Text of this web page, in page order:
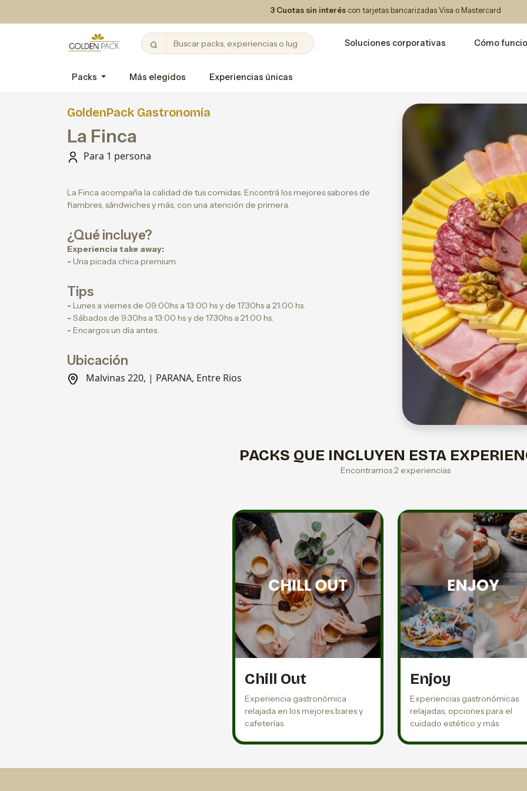
3 Cuotas sin interés con tarjetas bancarizadas Visa o Mastercard
Soluciones corporativas Cómo
Packs Más elegidos Experiencias únicas
GoldenPack Gastronomía
La Finca
Para 1 persona
La Finca acompaña la calidad de tus comidas. Encontrá los mejores sabores de
fiambres, sándwiches y más, con una atención de primera.
¿Qué incluye?
Experiencia take away:
- Una picada chica premium.
Tips
- Lunes a viernes de 09:00hs a 13:00 hs y de 17:30hs a 21:00 hs.
- Sábados de 9:30hs a 13:00 hs y de 17:30hs a 21:00 hs.
- Encargos un día antes.
Ubicación
Malvinas 220, | PARANA, Entre Rios
PACKS QUE INCLUYEN ESTA
Encontramos 2 experiencias
Chill Out
Experiencia gastronómica
relajada en los mejores bares y
cafeterías
Enjoy
Experiencias gastronómicas
relajadas, opciones para el
cuidado estético y más